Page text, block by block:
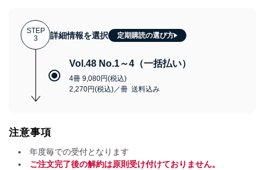
STEP
3
詳細情報を選択 定期購読の選び方
Vol.48 No.1～4（一括払い）
4冊 9,080円(税込)
2,270円(税込)／冊 送料込み
注意事項
年度毎での受付となります
ご注文完了後の解約は原則受け付けておりません。